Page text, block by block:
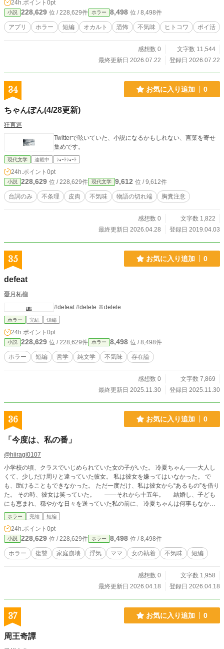
24h.ポイント 0pt
小説 228,629 位 / 228,629件 ホラー 8,498 位 / 8,498件
アプリ ホラー 短編 オカルト 恐怖 不気味 ヒトコワ ポイ活
感想数 0
文字数 11,544
最終更新日 2026.07.22
登録日 2026.07.22
34 お気に入り追加 0
ちゃんぽん(4/28更新)
狂言巡
Twitterで呟いていた、小説になるかもしれない、言葉を寄せ
集めです。
現代文学 連載中 ｼｮｰﾄｼｮｰﾄ
24h.ポイント 0pt
小説 228,629 位 / 228,629件 現代文学 9,612 位 / 9,612件
台詞のみ 不条理 皮肉 不気味 物語の切れ端 胸糞注意
感想数 0
文字数 1,822
最終更新日 2026.04.28
登録日 2019.04.03
35 お気に入り追加 0
defeat
憂月柘榴
#defeat #delete ※delete
ホラー 完結 短編
24h.ポイント 0pt
小説 228,629 位 / 228,629件 ホラー 8,498 位 / 8,498件
ホラー 短編 哲学 純文学 不気味 存在論
感想数 0
文字数 7,869
最終更新日 2025.11.30
登録日 2025.11.30
36 お気に入り追加 0
「今度は、私の番」
@hiiragi0107
小学校の頃、クラスでいじめられていた女の子がいた。 冷夏ちゃん――大人し
くて、少しだけ周りと違っていた彼女。 私は彼女を嫌ってはいなかった。 で
も、助けることもできなかった。 ただ一度だけ、私は彼女から“あるもの”を借り
た。 その時、彼女は笑っていた。 ――それから十五年。 結婚し、子ども
にも恵まれ、穏やかな日々を送っていた私の前に、 冷夏ちゃんは何事もなかっ
たかのように現れる。 懐かしい会話。優しい笑顔。 再び始まった、穏やかな関
係。 けれど、少しずつ日常に違和感が混ざり始める。 帰りが遅くなる夫。 そ
して―― 「ねえママ。今日ね、“ママ”と遊んだの」 そう言い出す、私の子ど
も。 やがて届いた、夫からのメッセージ。 「好きな人がいる。今日は帰らな
い」 あの日、彼女が笑っていた理由を、私はまだ知らない。 ――「ねえ、
楽しかった？」 あの時、借りたもの。 そして今、静かに“返されていくも
ホラー 完結 短編
24h.ポイント 0pt
小説 228,629 位 / 228,629件 ホラー 8,498 位 / 8,498件
ホラー 復讐 家庭崩壊 浮気 ママ 女の執着 不気味 短編
感想数 0
文字数 1,958
最終更新日 2026.04.18
登録日 2026.04.18
37 お気に入り追加 0
周王奇譚